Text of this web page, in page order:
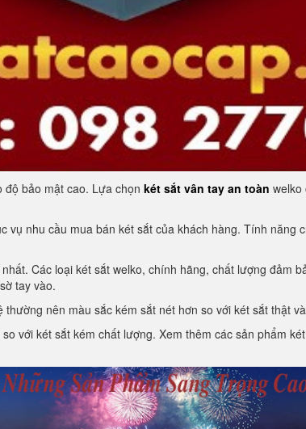
bảo mật cao. Lựa chọn két sắt vân tay an toàn welko
vụ nhu cầu mua bán két sắt của khách hàng. Tính năng
Các loại két sắt welko, chính hãng, chất lượng đảm
tay vào.
nên màu sắc kém sắt nét hơn so với két sắt thật
với két sắt kém chất lượng. Xem thêm các sản phẩm